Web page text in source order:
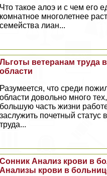
Что такое алоэ и с чем его
комнатное многолетнее
семейства лиан...
Льготы ветеранам труда
области
Разумеется, что среди
области довольно много
большую часть жизни
заслужить почетный статус
труда...
Сонник Анализ крови в
Анализы крови в